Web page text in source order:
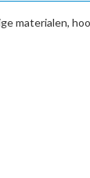
materialen,